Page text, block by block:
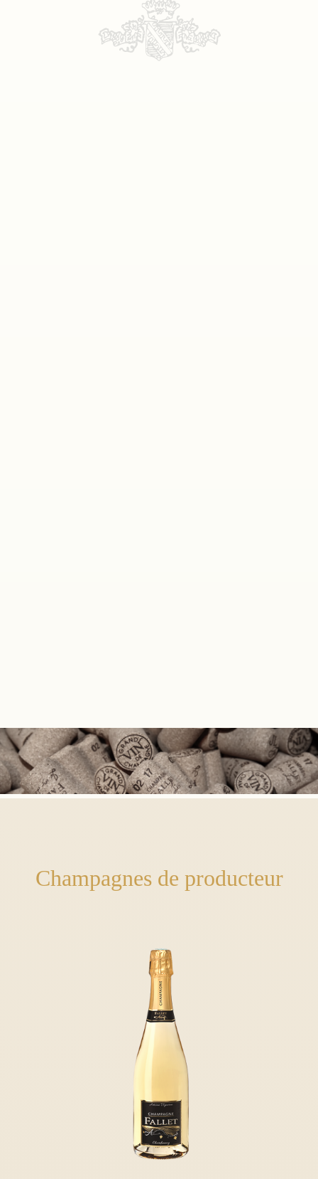
Champagnes de producteur